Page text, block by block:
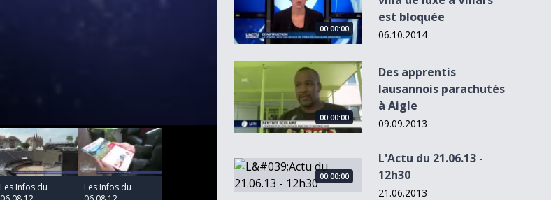
Les Infos du
Les Infos du
00:00:00
est bloquée
06.10.2014
Des apprentis lausannois parachutés à Aigle
00:00:00
Des apprentis
lausannois parachutés
à Aigle
09.09.2013
L&#039;Actu du 21.06.13 - 12h30
00:00:00
L'Actu du 21.06.13 -
12h30
21.06.2013